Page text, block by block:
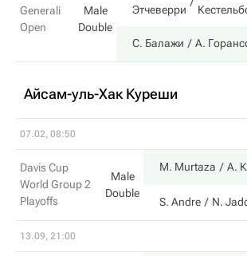
Generali
Open
Male
Double
Этчеверри
С. Балажи А.
Айсам-уль-Хак Куреши
07.02, 08:50
Davis Cup
World Group 2
Playoffs
Male
Double
M. Murtaza А.
S. Andre N.
13.09, 21:00